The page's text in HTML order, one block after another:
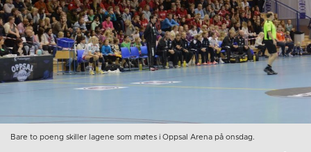
Bare to poeng skiller lagene som møtes i Oppsal Arena på onsdag.